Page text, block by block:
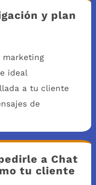
y plan
marketing
ideal
a tu cliente
de
a Chat
tu cliente